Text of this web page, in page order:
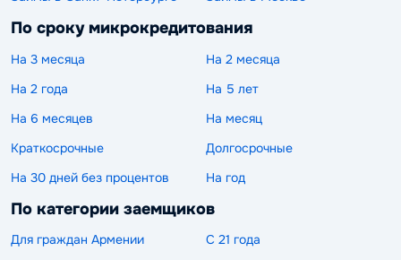
По сроку микрокредитования
На 3 месяца
На 2 месяца
На 2 года
На 5 лет
На 6 месяцев
На месяц
Краткосрочные
Долгосрочные
На 30 дней без процентов
На год
По категории заемщиков
Для граждан Армении
С 21 года